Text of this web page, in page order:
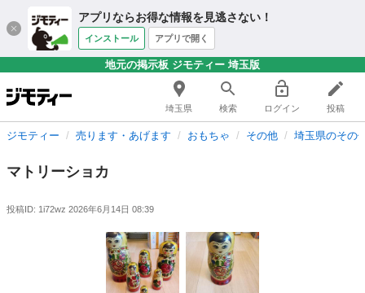
アプリならお得な情報を見逃さない！
インストール アプリで開く
地元の掲示板 ジモティー 埼玉版
埼玉県 検索 ログイン 投稿
ジモティー 売ります・あげます おもちゃ その他 埼玉県のその
マトリーショカ
投稿ID: 1i72wz 2026年6月14日 08:39